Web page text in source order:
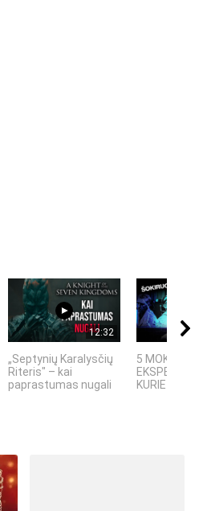
12:32
„Septynių Karalysčių
Riteris" – kai
paprastumas nugali
5 MOKSLINIAI
KURIE